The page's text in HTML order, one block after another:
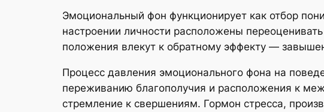
Эмоциональный фон функционирует как отбор
настроении личности расположены
положения влекут к обратному эффекту —
Процесс давления эмоционального фона на
переживанию благополучия и расположения к
стремление к свершениям. Гормон стресса,